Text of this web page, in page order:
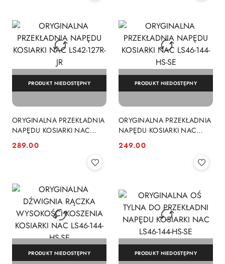
ORYGINALNA PRZEKŁADNIA
NAPĘDU KOSIARKI NAC
Cena:
289.00
PRODUKT NIEDOSTĘPNY
ORYGINALNA PRZEKŁADNIA
NAPĘDU KOSIARKI NAC
Cena:
249.00
PRODUKT NIEDOSTĘPNY
PRODUKT NIEDOSTĘPNY PRODUKT NIEDOSTĘPNY